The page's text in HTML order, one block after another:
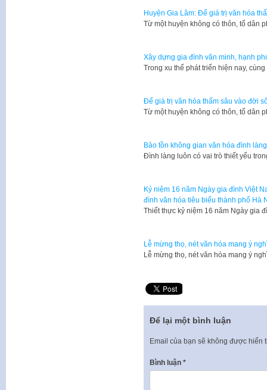
Huyện Gia Lâm: Để giá trị văn hóa
Từ một huyện không có thôn, tổ dân
Xây dựng gia đình văn minh, hạnh
Trong xu thế phát triển hiện nay,
Để giá trị văn hóa thấm sâu vào đời
Từ một huyện không có thôn, tổ dân
Bảo tồn không gian văn hóa đình làng
​Đình làng luôn có vai trò thiết yếu
Kỷ niệm 16 năm Ngày gia đình Việt
đình văn hóa tiêu biểu thành phố Hà
Thiết thực kỷ niệm 16 năm Ngày gia
Lễ mừng thọ, nét văn hóa mang ý
Lễ mừng thọ, nét văn hóa mang ý
Để lại một bình luận
Email của bạn sẽ không được hiển
Bình luận *